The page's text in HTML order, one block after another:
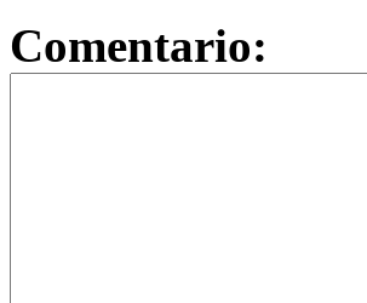
Comentario: